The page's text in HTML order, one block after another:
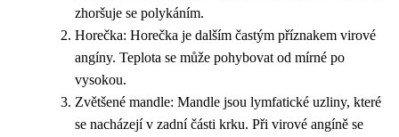
zhoršuje se polykáním.
Horečka: Horečka je dalším častým příznakem virové
angíny. Teplota se může pohybovat od mírné po
vysokou.
Zvětšené mandle: Mandle jsou lymfatické uzliny, které
se nacházejí v zadní části krku. Při virové angíně se